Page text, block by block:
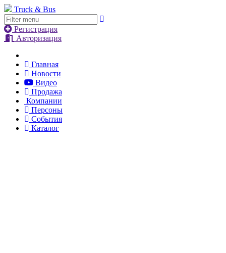
Truck & Bus
Регистрация
Авторизация
Главная
Новости
Видео
Продажа
Компании
Персоны
События
Каталог